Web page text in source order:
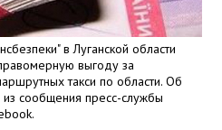
в Луганской области
выгоду за
такси по области. Об
из сообщения пресс-службы